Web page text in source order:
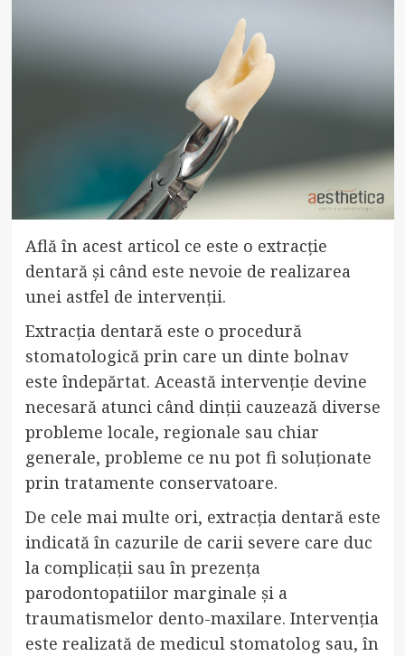
Află în acest articol ce este o extracție
dentară și când este nevoie de realizarea
unei astfel de intervenții.
Extracția dentară este o procedură
stomatologică prin care un dinte bolnav
este îndepărtat. Această intervenție devine
necesară atunci când dinții cauzează diverse
probleme locale, regionale sau chiar
generale, probleme ce nu pot fi soluționate
prin tratamente conservatoare.
De cele mai multe ori, extracția dentară este
indicată în cazurile de carii severe care duc
la complicații sau în prezența
parodontopatiilor marginale și a
traumatismelor dento-maxilare. Intervenția
este realizată de medicul stomatolog sau, în